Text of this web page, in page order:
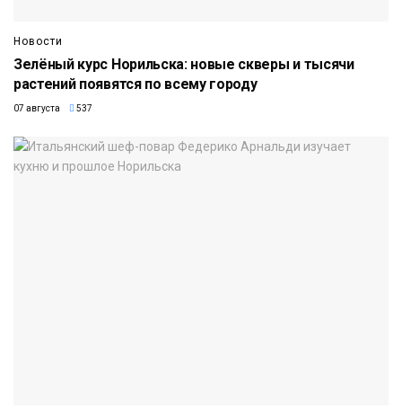
Новости
Зелёный курс Норильска: новые скверы и тысячи
растений появятся по всему городу
07 августа 537